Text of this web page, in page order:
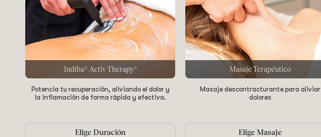
Indiba® Activ Therapy®
Potencia tu recuperación, aliviando el dolor y
la inflamación de forma rápida y efectiva.
Elige Duración
Masaje Terapéutico
Masaje descontracturante para aliviar
dolores
Elige Masaje